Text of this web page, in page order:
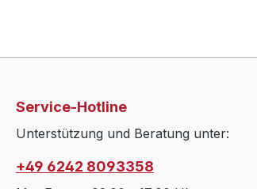
Service-Hotline
Unterstützung und Beratung unter:
+49 6242 8093358